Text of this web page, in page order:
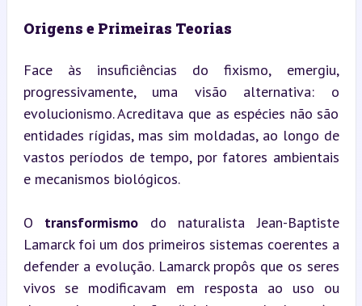
Origens e Primeiras Teorias
Face às insuficiências do fixismo, emergiu,
progressivamente, uma visão alternativa: o
evolucionismo. Acreditava que as espécies não são
entidades rígidas, mas sim moldadas, ao longo de
vastos períodos de tempo, por fatores ambientais
e mecanismos biológicos.
O transformismo do naturalista Jean-Baptiste
Lamarck foi um dos primeiros sistemas coerentes a
defender a evolução. Lamarck propôs que os seres
vivos se modificavam em resposta ao uso ou